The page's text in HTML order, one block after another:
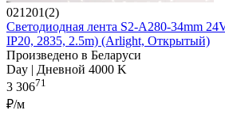
021201(2)
Светодиодная лента S2-A280-34mm
IP20, 2835, 2.5m) (Arlight, Открытый)
Произведено в Беларуси
Day | Дневной 4000 K
3 30671
₽/м